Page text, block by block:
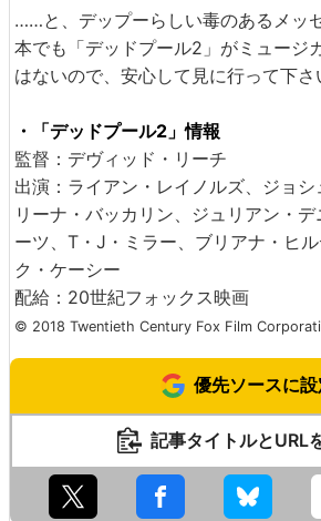
……と、デップーらしい毒のあるメッ
本でも「デッドプール2」がミュージ
はないので、安心して見に行って下さ
・「デッドプール2」情報
監督：デヴィッド・リーチ
出演：ライアン・レイノルズ、ジョ
リーナ・バッカリン、ジュリアン・
ーツ、T・J・ミラー、ブリアナ・ヒ
ク・ケーシー
配給：20世紀フォックス映画
© 2018 Twentieth Century Fox Film
優先ソースに設
記事タイトルとURL